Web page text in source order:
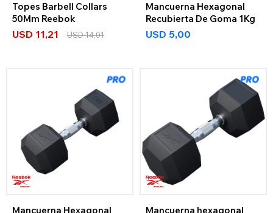
Topes Barbell Collars
50Mm Reebok
USD 11,21 USD14,01
Mancuerna Hexagonal
Recubierta De Goma 1Kg
USD 5,00
Mancuerna Hexagonal Mancuerna hexagonal